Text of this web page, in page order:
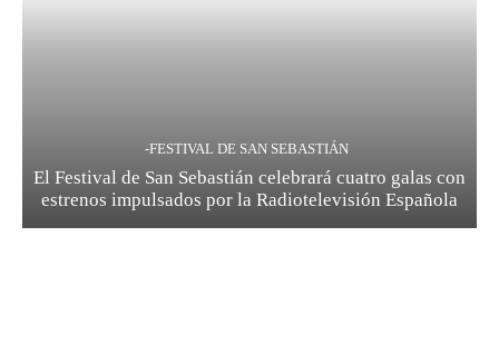
-FESTIVAL DE SAN SEBASTIÁN
El Festival de San Sebastián celebrará cuatro galas con
estrenos impulsados por la Radiotelevisión Española